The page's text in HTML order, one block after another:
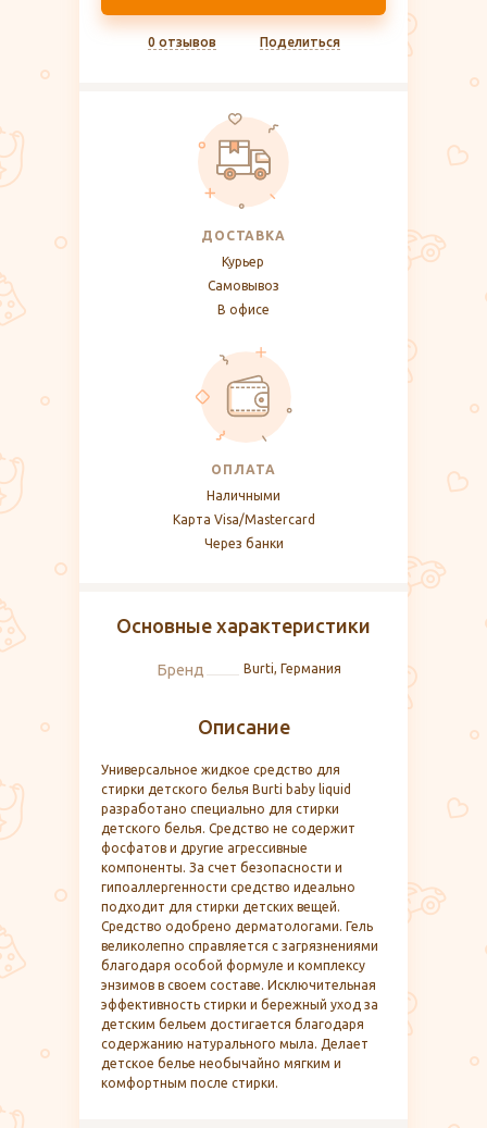
0 отзывов Поделиться
ДОСТАВКА
Курьер
Самовывоз
В офисе
ОПЛАТА
Наличными
Карта Visa/Mastercard
Через банки
Описание
Универсальное жидкое средство для
стирки детского белья Burti baby liquid
разработано специально для стирки
детского белья. Средство не содержит
фосфатов и другие агрессивные
компоненты. За счет безопасности и
гипоаллергенности средство идеально
подходит для стирки детских вещей.
Средство одобрено дерматологами. Гель
великолепно справляется с загрязнениями
благодаря особой формуле и комплексу
энзимов в своем составе. Исключительная
эффективность стирки и бережный уход за
детским бельем достигается благодаря
содержанию натурального мыла. Делает
детское белье необычайно мягким и
комфортным после стирки.
Основные характеристики
Бренд Burti, Германия